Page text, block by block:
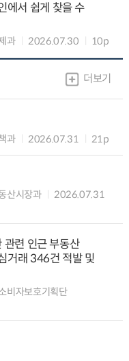
에서 쉽게 찾을 수
과 2026.07.30 10p
더보기
과 2026.07.31 21p
산시장과
2026.07.31
관련 인근 부동산
거래 346건 적발 및
비자보호기획단